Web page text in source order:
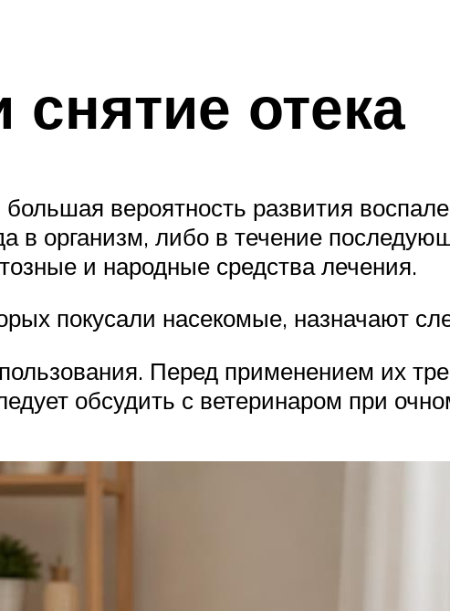
отека
вероятность развития
в организм, либо в течение
и народные средства лечения.
покусали насекомые, назначают
Перед применением их
обсудить с ветеринаром при